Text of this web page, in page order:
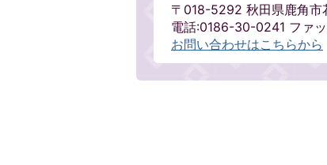
〒018-5292 秋田県鹿角市
電話:0186-30-0241 ファ
お問い合わせはこちらから